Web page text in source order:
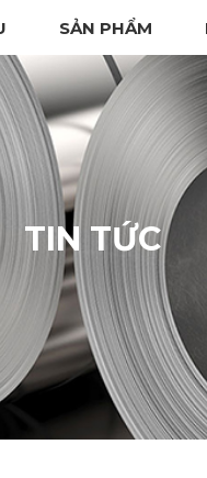
SẢN PHẨM
TIN TỨC